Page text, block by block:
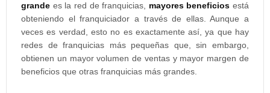
grande es la red de franquicias, mayores beneficios está
obteniendo el franquiciador a través de ellas. Aunque a
veces es verdad, esto no es exactamente así, ya que hay
redes de franquicias más pequeñas que, sin embargo,
obtienen un mayor volumen de ventas y mayor margen de
beneficios que otras franquicias más grandes.